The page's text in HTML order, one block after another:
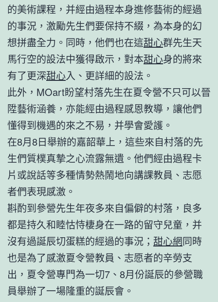
的美術課程，并經由過程本身進修藝術的經過
的事況，激勵先生們要保持不綴，為本身的幻
想拼盡全力。同時，他們也在這甜心群先生天
馬行空的設法中獲得啟示，對本甜心身的將來
有了更深甜心入、更詳細的設法。
此外，MOart盼望村落先生在夏令營不只可以晉
陞藝術涵養，亦能經由過程感恩教導，讓他們
懂得到機遇的來之不易，并學會愛護。
在8月8日舉辦的嘉韶華上，這些來自村落的先
生們質樸真摯之心流露無遺。他們經由過程卡
片或說話等多種情勢熱鬧地向講課教員、志愿
者們表現感激。
斟酌到參營先生年夜多來自偏僻的村落，良多
都是持久和睦怙恃棲身在一路的留守兒童，并
沒有過誕辰切蛋糕的經過的事況； 甜心網同時
也是為了感激夏令營教員、志愿者的辛勞支
出，夏令營專門為一切7、8月份誕辰的參營職
員舉辦了一場隆重的誕辰會。